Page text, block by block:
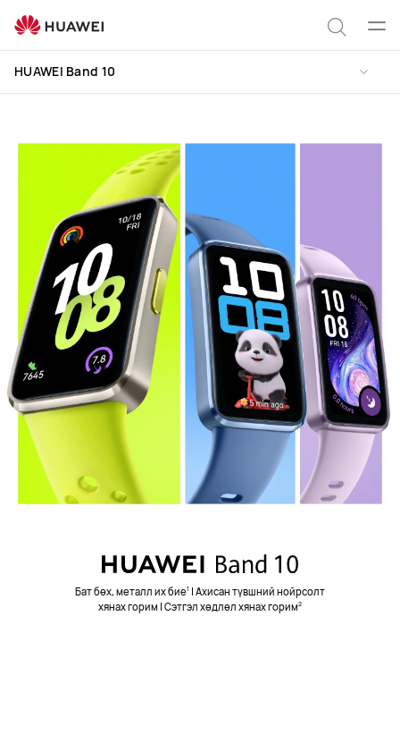
HUAWEI
Band
10
Хайлт
Цэс
нээх
HUAWEI Band 10
Бат бөх, металл их бие1 | Ахисан түвшний нойрсолт
хянах горим | Сэтгэл хөдлөл хянах горим2